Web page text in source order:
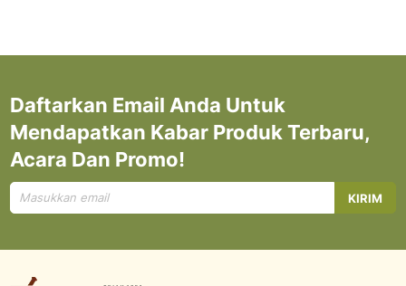
Daftarkan Email Anda Untuk
Mendapatkan Kabar Produk Terbaru,
Acara Dan Promo!
Mendaftar
untuk
KIRIM